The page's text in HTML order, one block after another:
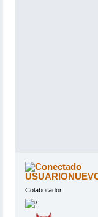
Colaborador